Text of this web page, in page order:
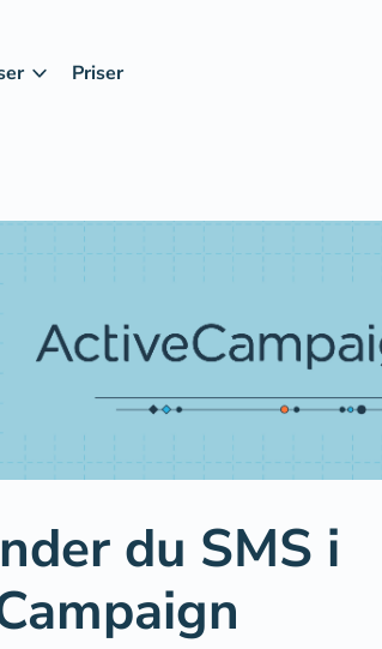
Priser
du SMS i